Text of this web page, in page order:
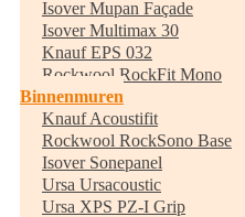
Isover Mupan Façade
Isover Multimax 30
Knauf EPS 032
Rockwool RockFit Mono
Binnenmuren
Knauf Acoustifit
Rockwool RockSono Base
Isover Sonepanel
Ursa Ursacoustic
Ursa XPS PZ-I Grip